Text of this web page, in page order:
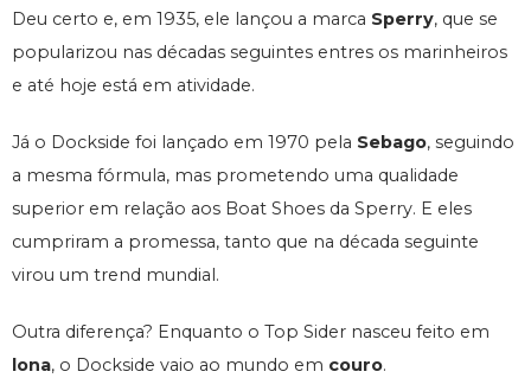
Deu certo e, em 1935, ele lançou a marca Sperry, que se
popularizou nas décadas seguintes entres os marinheiros
e até hoje está em atividade.
Já o Dockside foi lançado em 1970 pela Sebago, seguindo
a mesma fórmula, mas prometendo uma qualidade
superior em relação aos Boat Shoes da Sperry. E eles
cumpriram a promessa, tanto que na década seguinte
virou um trend mundial.
Outra diferença? Enquanto o Top Sider nasceu feito em
lona, o Dockside vaio ao mundo em couro.